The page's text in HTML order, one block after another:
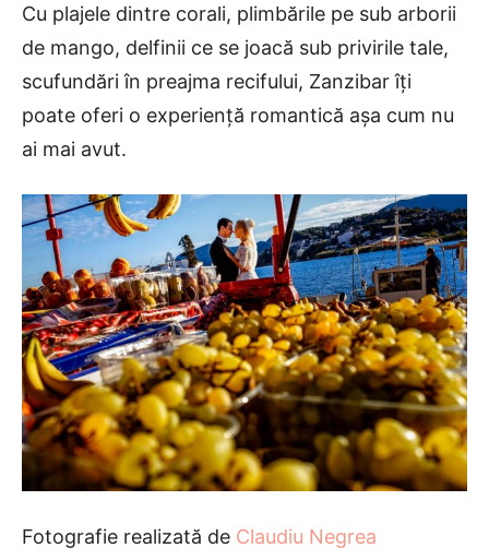
Cu plajele dintre corali, plimbările pe sub arborii
de mango, delfinii ce se joacă sub privirile tale,
scufundări în preajma recifului, Zanzibar îți
poate oferi o experiență romantică așa cum nu
ai mai avut.
Fotografie realizată de Claudiu Negrea